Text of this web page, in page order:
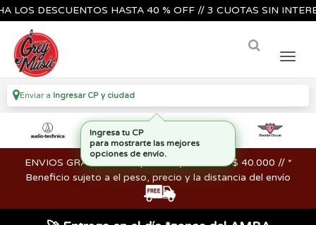
LOS DESCUENTOS HASTA 40 % OFF // 3 CUOTAS SIN
Enviar a Ingresar CP y ciudad
ENVIOS GRATIS en compras mayores a los $ 40.000 // *
Beneficio sujeto a el peso, precio y la distancia del envío
Ingresa tu CP
para mostrarte las mejores
opciones de envío.